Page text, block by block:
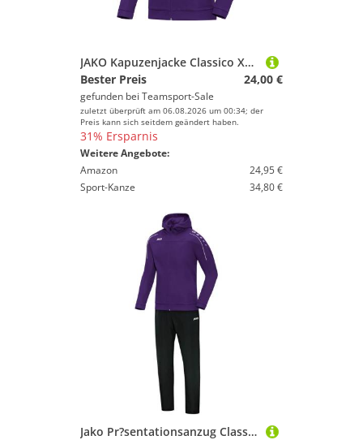
JAKO Kapuzenjacke Classico XL Lila
Bester Preis
24,00 €
gefunden bei Teamsport-Sale
zuletzt überprüft am 06.08.2026 um 00:34; der
Preis kann sich seitdem geändert haben.
31% Ersparnis
Weitere Angebote:
Amazon
24,95 €
Sport-Kanze
34,80 €
Jako Pr?sentationsanzug Classico mit Kapuze lila M9650 10 Gr. XXL